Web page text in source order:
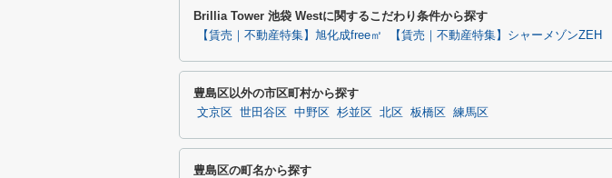
Brillia Tower 池袋 Westに関するこだわり条件から探す
【賃売｜不動産特集】旭化成free㎡ 【賃売｜不動産特集】シャーメゾンZEH
豊島区以外の市区町村から探す
文京区 世田谷区 中野区 杉並区 北区 板橋区 練馬区
豊島区の町名から探す